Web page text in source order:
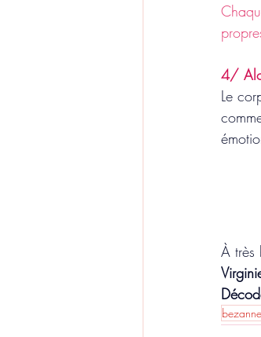
4/
Le
À très